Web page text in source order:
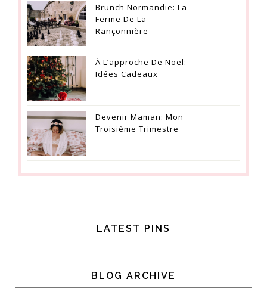
Brunch Normandie: La
Ferme De La
Rançonnière
À L’approche De Noël:
Idées Cadeaux
Devenir Maman: Mon
Troisième Trimestre
LATEST PINS
BLOG ARCHIVE